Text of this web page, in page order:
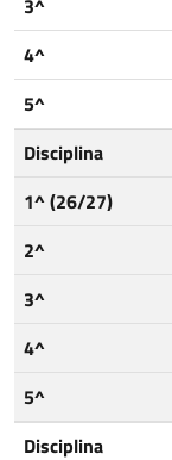
3^
4^
5^
Disciplina
1^ (26/27)
2^
3^
4^
5^
Disciplina